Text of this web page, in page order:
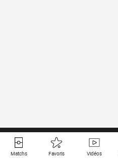
Matchs Favoris Vidéos